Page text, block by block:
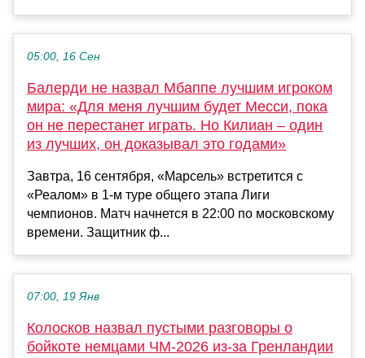
05:00, 16 Сен
Балерди не назвал Мбаппе лучшим игроком
мира: «Для меня лучшим будет Месси, пока
он не перестанет играть. Но Килиан – один
из лучших, он доказывал это годами»
Завтра, 16 сентября, «Марсель» встретится с
«Реалом» в 1-м туре общего этапа Лиги
чемпионов. Матч начнется в 22:00 по московскому
времени. Защитник ф...
07:00, 19 Янв
Колосков назвал пустыми разговоры о
бойкоте немцами ЧМ-2026 из-за Гренландии